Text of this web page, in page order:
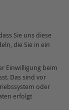
Sie uns diese
die Sie in ein
Einwilligung beim
Das sind vor
oder
erfolgt